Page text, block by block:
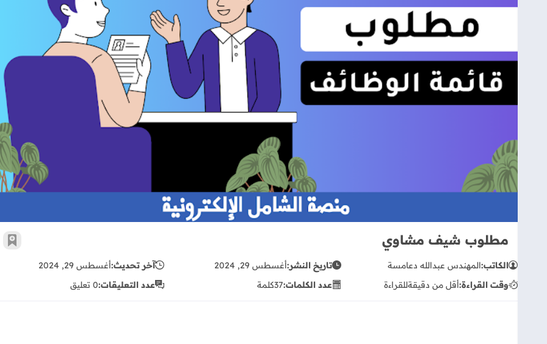
مطلوب شيف مشاوي
مطلوب شيف مشاوي
الكاتب:المهندس عبدالله دعامسة تاريخ النشر:أغسطس 29, 2024 آخر تحديث:أغسطس 29, 2024
وقت القراءة:أقل من دقيقةللقراءة عدد الكلمات:37كلمة عدد التعليقات:0 تعليق